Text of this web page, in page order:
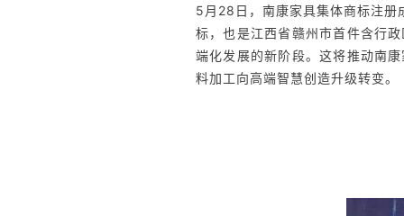
5月28日，南康家具集体商标注册
标，也是江西省赣州市首件含行
端化发展的新阶段。这将推动南
料加工向高端智慧创造升级转变。